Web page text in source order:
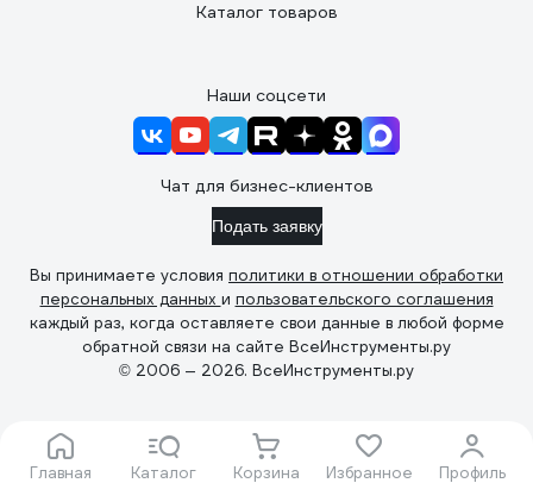
Главная Каталог Корзина Избранное Профиль
Каталог товаров
Наши соцсети
Чат для бизнес-клиентов
Подать заявку
Вы принимаете условия политики в отношении обработки
персональных данных и пользовательского соглашения
каждый раз, когда оставляете свои данные в любой форме
обратной связи на сайте ВсеИнструменты.ру
© 2006 — 2026. ВсеИнструменты.ру